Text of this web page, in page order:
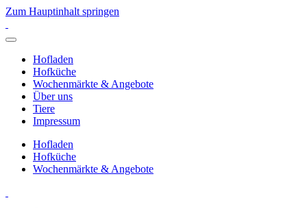
Zum Hauptinhalt springen
Hofladen
Hofküche
Wochenmärkte & Angebote
Über uns
Tiere
Impressum
Hofladen
Hofküche
Wochenmärkte & Angebote